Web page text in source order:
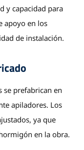
y capacidad para
apoyo en los
de instalación.
prefabrican en
apiladores. Los
ya que
en la obra.